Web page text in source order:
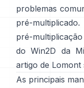
problemas
pré-multiplicado.
pré-
do Win2D da
artigo de
As principais